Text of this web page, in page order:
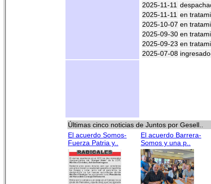
2025-11-11
2025-11-11 en
2025-10-07 en
2025-09-30 en
2025-09-23 en
2025-07-08
Últimas cinco noticias de Juntos por Gesell..
El acuerdo Somos-
Fuerza Patria y..
El acuerdo Barrera-
Somos y una p..